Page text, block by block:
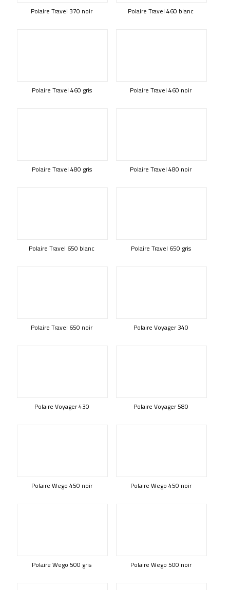
Polaire Travel 370 noir Polaire Travel 460 blanc
Polaire Travel 460 gris Polaire Travel 460 noir
Polaire Travel 480 gris Polaire Travel 480 noir
Polaire Travel 650 blanc Polaire Travel 650 gris
Polaire Travel 650 noir Polaire Voyager 340
Polaire Voyager 430 Polaire Voyager 580
Polaire Wego 450 noir Polaire Wego 450 noir
Polaire Wego 500 gris Polaire Wego 500 noir